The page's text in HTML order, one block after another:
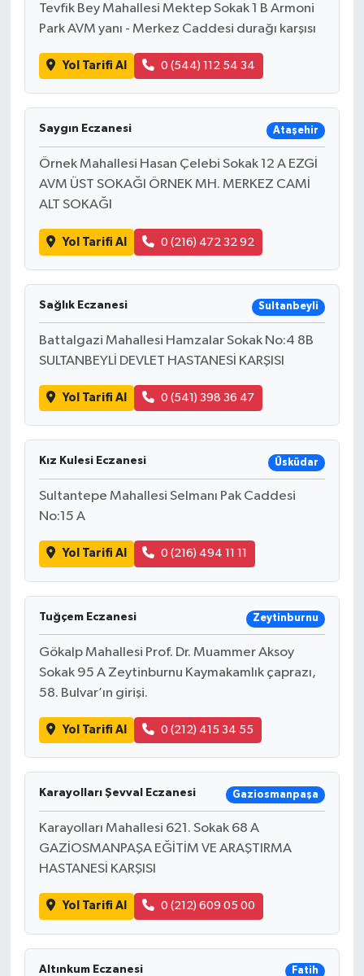
Tevfik Bey Mahallesi Mektep Sokak 1 B Armoni
Park AVM yanı - Merkez Caddesi durağı karşısı
Yol Tarifi Al 0 (544) 112 54 34
Saygın Eczanesi Ataşehir
Örnek Mahallesi Hasan Çelebi Sokak 12 A EZGİ
AVM ÜST SOKAĞI ÖRNEK MH. MERKEZ CAMİ
ALT SOKAĞI
Yol Tarifi Al 0 (216) 472 32 92
Sağlık Eczanesi Sultanbeyli
Battalgazi Mahallesi Hamzalar Sokak No:4 8B
SULTANBEYLİ DEVLET HASTANESİ KARŞISI
Yol Tarifi Al 0 (541) 398 36 47
Kız Kulesi Eczanesi Üsküdar
Sultantepe Mahallesi Selmanı Pak Caddesi
No:15 A
Yol Tarifi Al 0 (216) 494 11 11
Tuğçem Eczanesi Zeytinburnu
Gökalp Mahallesi Prof. Dr. Muammer Aksoy
Sokak 95 A Zeytinburnu Kaymakamlık çaprazı,
58. Bulvar’ın girişi.
Yol Tarifi Al 0 (212) 415 34 55
Karayolları Şevval Eczanesi Gaziosmanpaşa
Karayolları Mahallesi 621. Sokak 68 A
GAZİOSMANPAŞA EĞİTİM VE ARAŞTIRMA
HASTANESİ KARŞISI
Yol Tarifi Al 0 (212) 609 05 00
Altınkum Eczanesi Fatih